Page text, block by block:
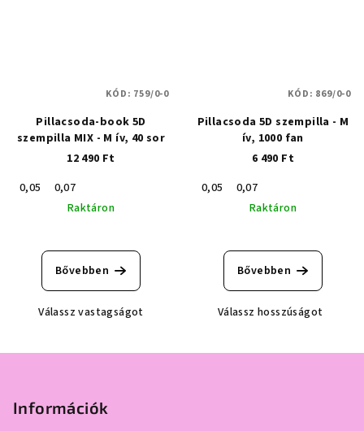
Pillacsoda-book 5D
szempilla MIX - M ív, 40 sor
12 490 Ft
0,05
0,07
Raktáron
Bővebben
Válassz vastagságot
KÓD: 759/0-0
Pillacsoda 5D szempilla - M
ív, 1000 fan
6 490 Ft
0,05
0,07
Raktáron
Bővebben
Válassz hosszúságot
KÓD: 869/0-0
Információk